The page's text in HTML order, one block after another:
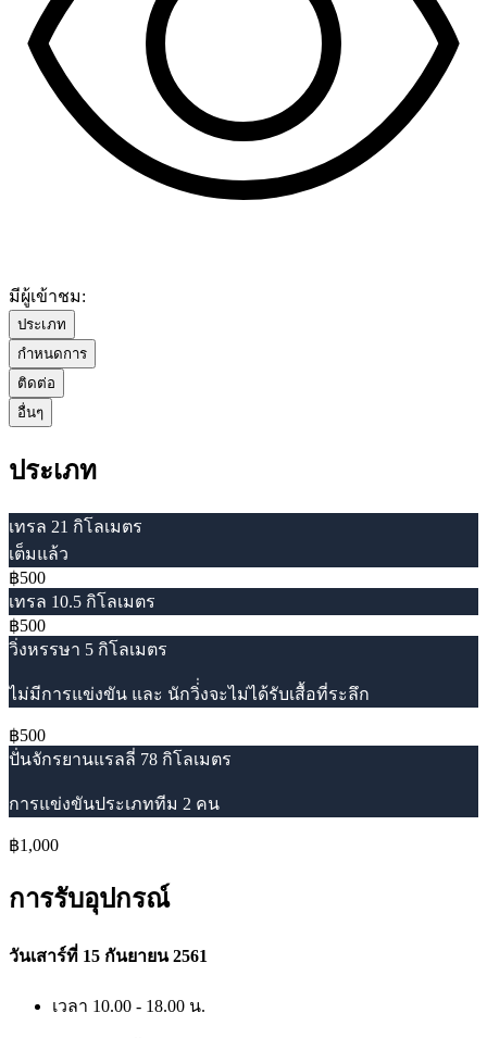
มีผู้เข้าชม:
ประเภท
กำหนดการ
ติดต่อ
อื่นๆ
ประเภท
เทรล 21 กิโลเมตร
เต็มแล้ว
฿500
เทรล 10.5 กิโลเมตร
฿500
วิ่งหรรษา 5 กิโลเมตร
ไม่มีการแข่งขัน และ นักวิ่่งจะไม่ได้รับเสื้อที่ระลึก
฿500
ปั่นจักรยานแรลลี่ 78 กิโลเมตร
การแข่งขันประเภททีม 2 คน
฿1,000
การรับอุปกรณ์
วันเสาร์ที่ 15 กันยายน 2561
เวลา 10.00 - 18.00 น.